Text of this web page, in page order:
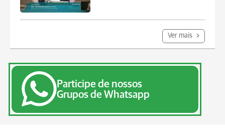
Ver mais
Participe de nossos
Grupos de Whatsapp